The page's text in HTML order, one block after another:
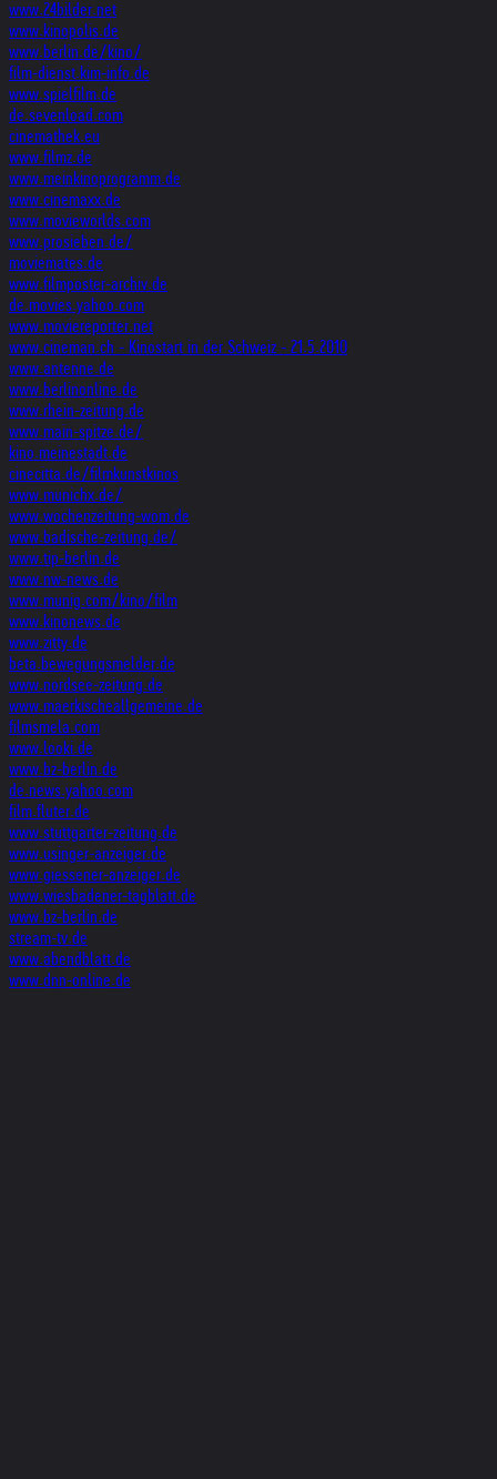
www.24bilder.net
www.kinopolis.de
www.berlin.de/kino/
film-dienst.kim-info.de
www.spielfilm.de
de.sevenload.com
cinemathek.eu
www.filmz.de
www.meinkinoprogramm.de
www.cinemaxx.de
www.movieworlds.com
www.prosieben.de/
moviemates.de
www.filmposter-archiv.de
de.movies.yahoo.com
www.moviereporter.net
www.cineman.ch - Kinostart in der Schweiz - 21.5.2010
www.antenne.de
www.berlinonline.de
www.rhein-zeitung.de
www.main-spitze.de/
kino.meinestadt.de
cinecitta.de/filmkunstkinos
www.munichx.de/
www.wochenzeitung-wom.de
www.badische-zeitung.de/
www.tip-berlin.de
www.nw-news.de
www.munig.com/kino/film
www.kinonews.de
www.zitty.de
beta.bewegungsmelder.de
www.nordsee-zeitung.de
www.maerkischeallgemeine.de
filmsmela.com
www.looki.de
www.bz-berlin.de
de.news.yahoo.com
film.fluter.de
www.stuttgarter-zeitung.de
www.usinger-anzeiger.de
www.giessener-anzeiger.de
www.wiesbadener-tagblatt.de
www.bz-berlin.de
stream-tv.de
www.abendblatt.de
www.dnn-online.de